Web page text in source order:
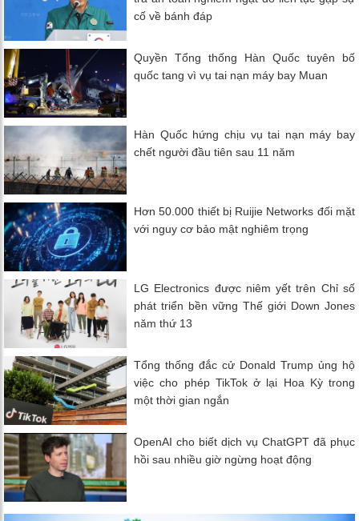
cố về bánh đáp
Quyền Tổng thống Hàn Quốc tuyên bố
quốc tang vì vụ tai nạn máy bay Muan
Hàn Quốc hứng chịu vụ tai nạn máy bay
chết người đầu tiên sau 11 năm
Hơn 50.000 thiết bị Ruijie Networks đối mặt
với nguy cơ bảo mật nghiêm trọng
LG Electronics được niêm yết trên Chỉ số
phát triển bền vững Thế giới Down Jones
năm thứ 13
Tổng thống đắc cử Donald Trump ủng hộ
việc cho phép TikTok ở lại Hoa Kỳ trong
một thời gian ngắn
OpenAI cho biết dịch vụ ChatGPT đã phục
hồi sau nhiều giờ ngừng hoạt động